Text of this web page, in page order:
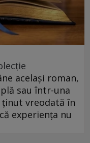
același roman,
sau într-una
ținut vreodată în
experiența nu